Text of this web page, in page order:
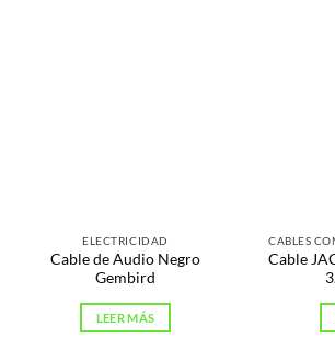
ELECTRICIDAD
Cable de Audio Negro
Gembird
LEER MÁS
CABLES
Cable